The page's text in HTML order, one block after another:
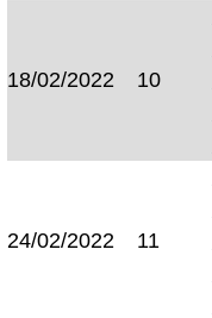
18/02/2022 10
24/02/2022 11